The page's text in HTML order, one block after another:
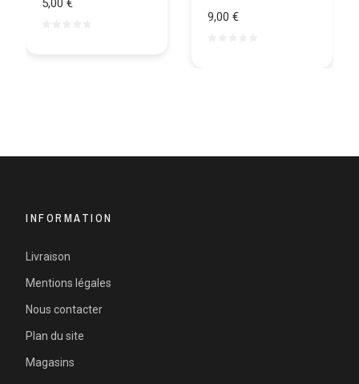
5,00 €
9,00 €
INFORMATION
Livraison
Mentions légales
Nous contacter
Plan du site
Magasins